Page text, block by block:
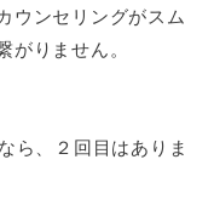
ウンセリングがスム
りません。
ら、２回目はありま